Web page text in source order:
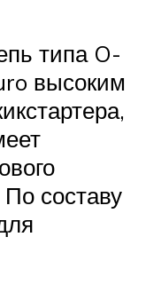
типа O-
высоким
составу